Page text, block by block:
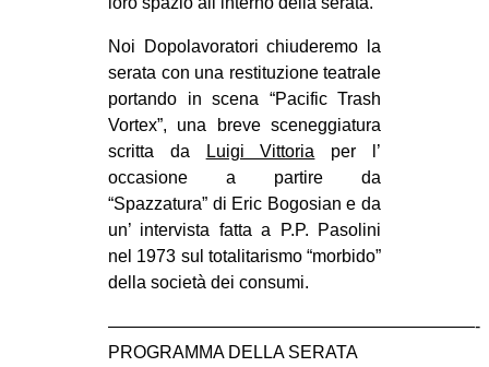
CINEMA
MANIFESTI
RECENSIONI
INTERNAZIONALE
AFRICA
EUROPA
Noi Dopolavoratori chiuderemo la
serata con una restituzione teatrale
portando in scena “Pacific Trash
Vortex”, una breve sceneggiatura
scritta da
Luigi Vittoria per l’
occasione a partire da
“Spazzatura” di Eric Bogosian e da
un’ intervista fatta a P.P. Pasolini
nel 1973 sul totalitarismo “morbido”
della società dei consumi.
—————————————————————-
PROGRAMMA DELLA SERATA